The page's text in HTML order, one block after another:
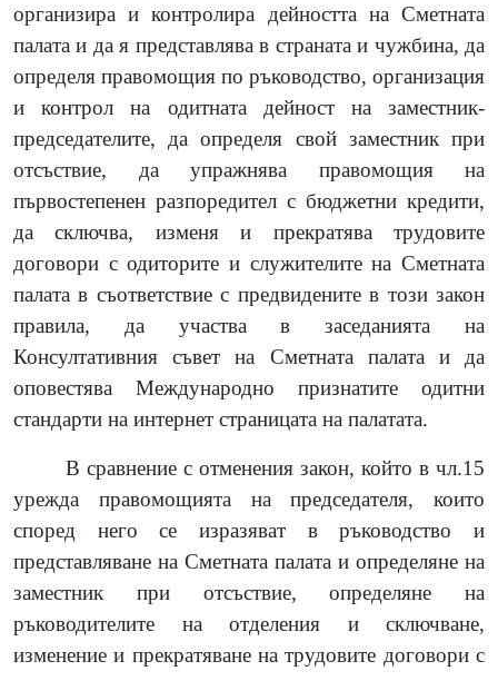
организира и контролира дейността на Сметната
палата и да я представлява в страната и чужбина, да
определя правомощия по ръководство, организация
и контрол на одитната дейност на заместник-
председателите, да определя свой заместник при
отсъствие, да упражнява правомощия на
първостепенен разпоредител с бюджетни кредити,
да сключва, изменя и прекратява трудовите
договори с одиторите и служителите на Сметната
палата в съответствие с предвидените в този закон
правила, да участва в заседанията на
Консултативния съвет на Сметната палата и да
оповестява Международно признатите одитни
стандарти на интернет страницата на палатата.
В сравнение с отменения закон, който в чл.15
урежда правомощията на председателя, които
според него се изразяват в ръководство и
представляване на Сметната палата и определяне на
заместник при отсъствие, определяне на
ръководителите на отделения и сключване,
изменение и прекратяване на трудовите договори с